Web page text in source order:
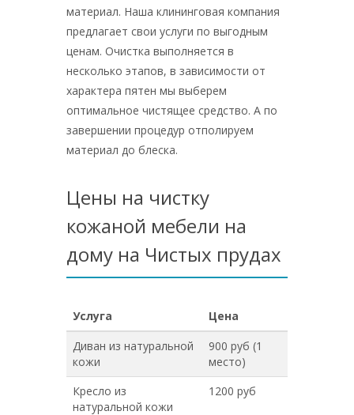
материал. Наша клининговая компания
предлагает свои услуги по выгодным
ценам. Очистка выполняется в
несколько этапов, в зависимости от
характера пятен мы выберем
оптимальное чистящее средство. А по
завершении процедур отполируем
материал до блеска.
Цены на чистку
кожаной мебели на
дому на Чистых прудах
Услуга
Цена
Диван из натуральной
кожи
900 руб (1
место)
Кресло из
натуральной кожи
1200 руб